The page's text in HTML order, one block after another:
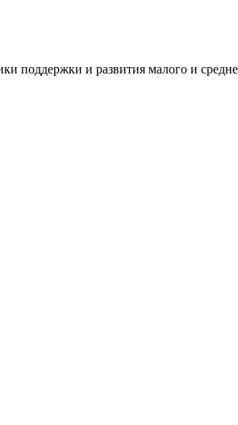
поддержки и развития малого и